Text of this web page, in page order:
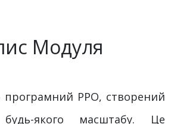
Модуля
програмний РРО, створений
якого масштабу. Це